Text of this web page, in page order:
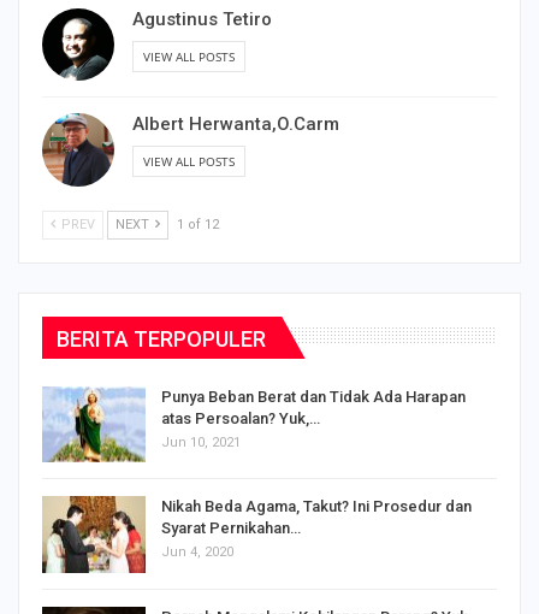
Agustinus Tetiro
VIEW ALL POSTS
Albert Herwanta,O.Carm
VIEW ALL POSTS
PREV NEXT 1 of 12
BERITA TERPOPULER
Punya Beban Berat dan Tidak Ada Harapan
atas Persoalan? Yuk,…
Jun 10, 2021
Nikah Beda Agama, Takut? Ini Prosedur dan
Syarat Pernikahan…
Jun 4, 2020